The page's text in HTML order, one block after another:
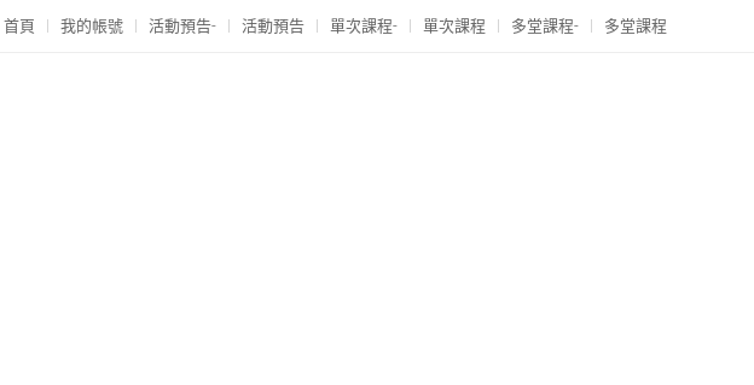
首頁 我的帳號 活動預告- 活動預告 單次課程- 單次課程 多堂課程- 多堂課程